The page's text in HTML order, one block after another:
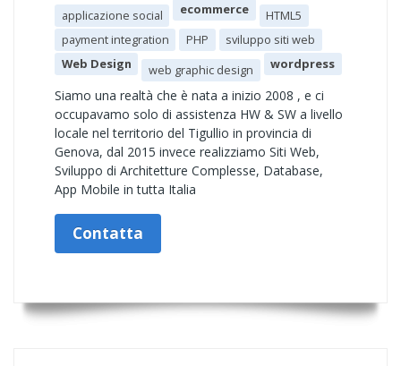
applicazione social ecommerce
HTML5
payment integration
PHP
sviluppo siti web
Web Design
web graphic design wordpress
Siamo una realtà che è nata a inizio 2008 , e ci
occupavamo solo di assistenza HW & SW a livello
locale nel territorio del Tigullio in provincia di
Genova, dal 2015 invece realizziamo Siti Web,
Sviluppo di Architetture Complesse, Database,
App Mobile in tutta Italia
Contatta